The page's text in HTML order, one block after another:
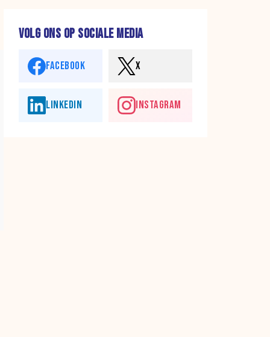
VOLG ONS OP SOCIALE MEDIA
FACEBOOK X
LINKEDIN INSTAGRAM